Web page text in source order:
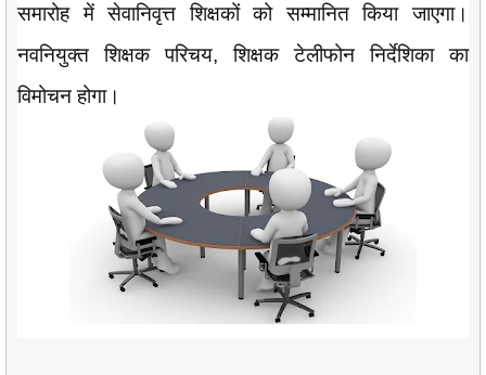
समारोह में सेवानिवृत्त शिक्षकों को सम्मानित किया जाएगा।
नवनियुक्त शिक्षक परिचय, शिक्षक टेलीफोन निर्देशिका का
विमोचन होगा।